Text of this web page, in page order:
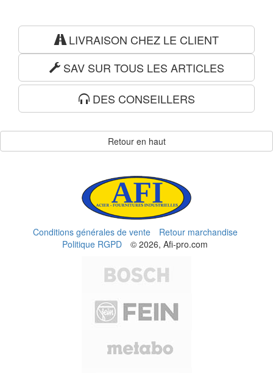
LIVRAISON CHEZ LE CLIENT
SAV SUR TOUS LES ARTICLES
DES CONSEILLERS
Retour en haut
Conditions générales de vente
Retour marchandise
Politique RGPD
© 2026, Afi-pro.com